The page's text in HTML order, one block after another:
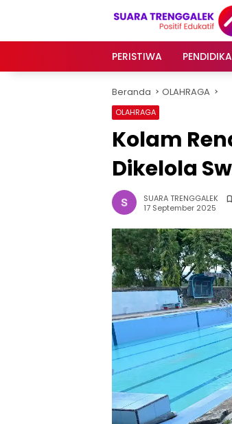
PERISTIWA
Beranda OLAHRAGA
OLAHRAGA
Kolam
Dikelola
SUARA TRENGGALEK
17 September 2025